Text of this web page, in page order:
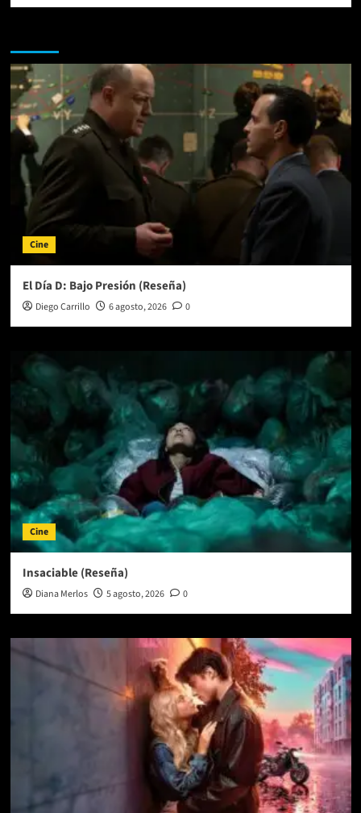
Cine
El Día D: Bajo Presión (Reseña)
Diego Carrillo 6 agosto, 2026 0
Cine
Insaciable (Reseña)
Diana Merlos 5 agosto, 2026 0